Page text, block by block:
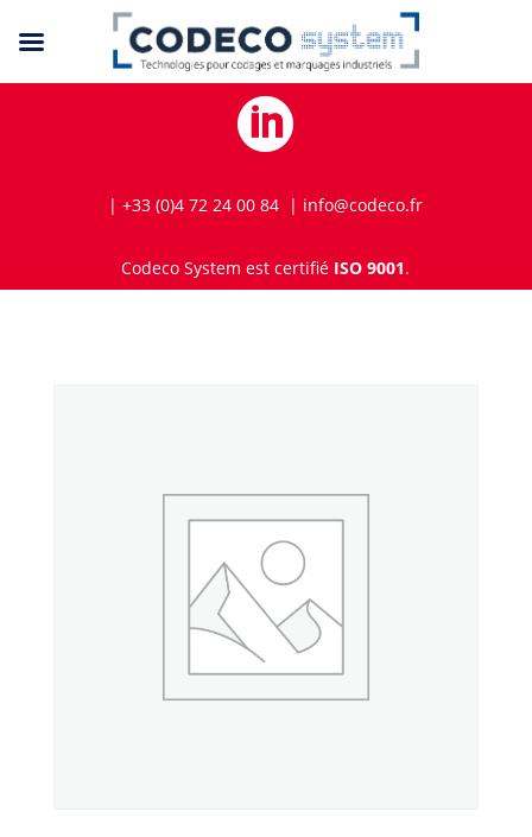

| +33 (0)4 72 24 00 84 | info@codeco.fr
Codeco System est certifié ISO 9001.